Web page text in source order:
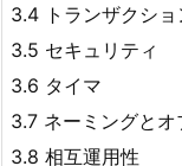
3.4 トランザクショ
3.5 セキュリティ
3.6 タイマ
3.7 ネーミングと
3.8 相互運用性